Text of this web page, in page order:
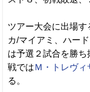
ツアー大会に出場す
カ/マイアミ、ハー
は予選２試合を勝
戦ではＭ・トレヴィ
る。